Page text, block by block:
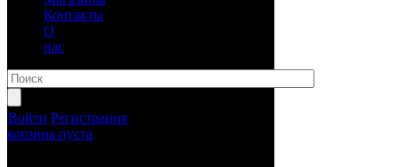
Контакты
О
нас
Войти Регистрация
корзина пуста